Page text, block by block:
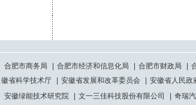
合肥市商务局 合肥市经济和信息化局 合肥市财政局
徽省科学技术厅
安徽省发展和改革委员会 安徽省人民政
安徽绿能技术研究院 文一三佳科技股份有限公司 奇瑞